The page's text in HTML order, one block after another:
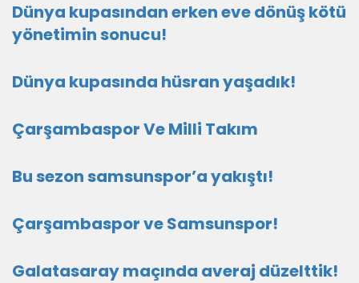
Dünya kupasından erken eve dönüş kötü
yönetimin sonucu!
Dünya kupasında hüsran yaşadık!
Çarşambaspor Ve Milli Takım
Bu sezon samsunspor’a yakıştı!
Çarşambaspor ve Samsunspor!
Galatasaray maçında averaj düzelttik!